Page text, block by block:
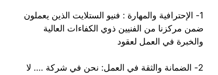
1- الإحترافية والمهارة : فنيو الستلايت الذين يعملون
ضمن مركزنا من الفنيين ذوي الكفاءات العالية
والخبرة في العمل لعقود
2- الضمانة والثقة في العمل: نحن في شركة …. لا